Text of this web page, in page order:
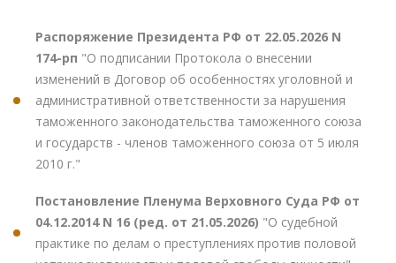
Распоряжение Президента РФ от 22.05.2026 N
174-рп "О подписании Протокола о внесении
изменений в Договор об особенностях уголовной и
административной ответственности за нарушения
таможенного законодательства таможенного союза
и государств - членов таможенного союза от 5 июля
2010 г."
Постановление Пленума Верховного Суда РФ от
04.12.2014 N 16 (ред. от 21.05.2026) "О судебной
практике по делам о преступлениях против половой